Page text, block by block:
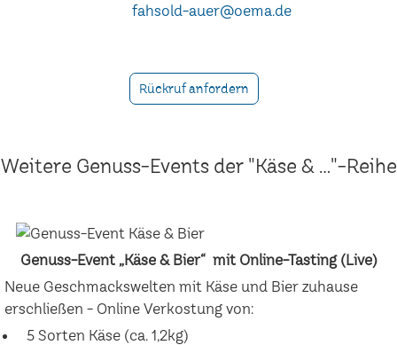
fahsold-auer@oema.de
Rückruf anfordern
Weitere Genuss-Events der "Käse & ..."-Reihe
Genuss-Event „Käse & Bier“ mit Online-Tasting (Live)
Neue Geschmackswelten mit Käse und Bier zuhause
erschließen - Online Verkostung von:
5 Sorten Käse (ca. 1,2kg)